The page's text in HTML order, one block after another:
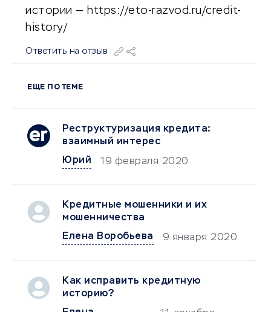
истории — https://eto-razvod.ru/credit-
history/
Ответить на отзыв
ЕЩЕ ПО ТЕМЕ
Реструктуризация кредита:
взаимный интерес
Юрий
19 февраля 2020
Кредитные мошенники и их
мошенничества
Елена Воробьева
9 января 2020
Как исправить кредитную
историю?